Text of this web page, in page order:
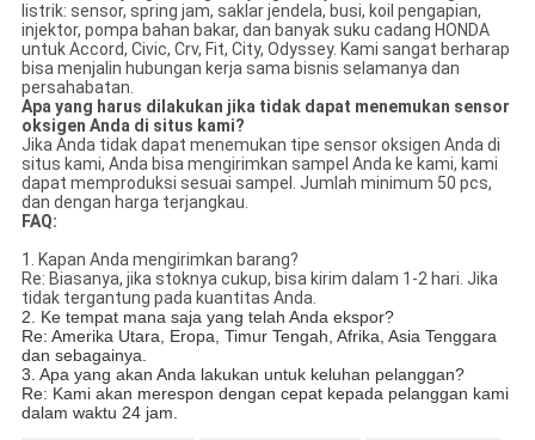
listrik: sensor, spring jam, saklar jendela, busi, koil pengapian,
injektor, pompa bahan bakar, dan banyak suku cadang HONDA
untuk Accord, Civic, Crv, Fit, City, Odyssey. Kami sangat berharap
bisa menjalin hubungan kerja sama bisnis selamanya dan
persahabatan.
Apa yang harus dilakukan jika tidak dapat menemukan sensor
oksigen Anda di situs kami?
Jika Anda tidak dapat menemukan tipe sensor oksigen Anda di
situs kami, Anda bisa mengirimkan sampel Anda ke kami, kami
dapat memproduksi sesuai sampel. Jumlah minimum 50 pcs,
dan dengan harga terjangkau.
FAQ:
1. Kapan Anda mengirimkan barang?
Re: Biasanya, jika stoknya cukup, bisa kirim dalam 1-2 hari. Jika
tidak tergantung pada kuantitas Anda.
2. Ke tempat mana saja yang telah Anda ekspor?
Re: Amerika Utara, Eropa, Timur Tengah, Afrika, Asia Tenggara
dan sebagainya.
3. Apa yang akan Anda lakukan untuk keluhan pelanggan?
Re: Kami akan merespon dengan cepat kepada pelanggan kami
dalam waktu 24 jam.